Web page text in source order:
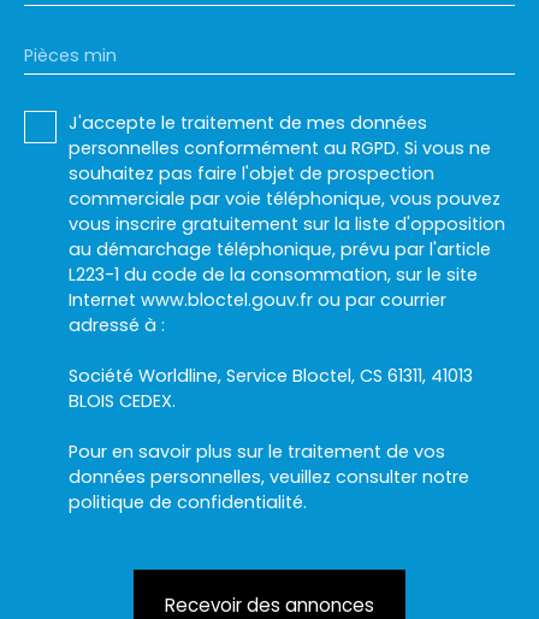
Pièces min
J'accepte le traitement de mes données
personnelles conformément au RGPD. Si vous ne
souhaitez pas faire l'objet de prospection
commerciale par voie téléphonique, vous pouvez
vous inscrire gratuitement sur la liste d'opposition
au démarchage téléphonique, prévu par l'article
L223-1 du code de la consommation, sur le site
Internet www.bloctel.gouv.fr ou par courrier
adressé à :
Société Worldline, Service Bloctel, CS 61311, 41013
BLOIS CEDEX.
Pour en savoir plus sur le traitement de vos
données personnelles, veuillez consulter notre
politique de confidentialité.
Recevoir des annonces